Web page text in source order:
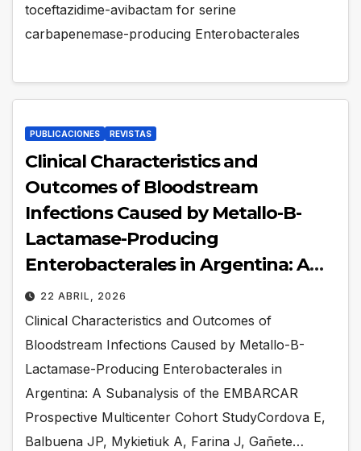
toceftazidime-avibactam for serine
carbapenemase-producing Enterobacterales
PUBLICACIONES REVISTAS
Clinical Characteristics and
Outcomes of Bloodstream
Infections Caused by Metallo-B-
Lactamase-Producing
Enterobacterales in Argentina: A
Subanalysis of the EMBARCAR
Prospective Multicenter Cohort
Study
22 ABRIL, 2026
Clinical Characteristics and Outcomes of
Bloodstream Infections Caused by Metallo-B-
Lactamase-Producing Enterobacterales in
Argentina: A Subanalysis of the EMBARCAR
Prospective Multicenter Cohort StudyCordova E,
Balbuena JP, Mykietiuk A, Farina J, Gañete…